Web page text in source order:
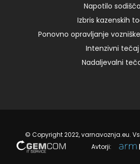
Napotilo sodišča
Izbris kazenskih
Ponovno opravljanje
Intenzivni tečaj
Nadaljevalni
© Copyright 2022, varnavoznja.eu.
Avtorji: